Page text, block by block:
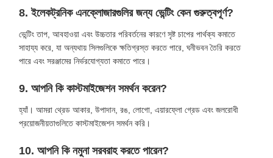
8. ইলেকট্রনিক এনক্লোজারগুলির জন্য ভেন্টিং কেন গুরুত্বপূর্ণ?
ভেন্টিং তাপ, আবহাওয়া এবং উচ্চতার পরিবর্তনের কারণে সৃষ্ট চাপের পার্থক্য কমাতে
সাহায্য করে, যা অন্যথায় সিলগুলিকে ক্ষতিগ্রস্ত করতে পারে, ঘনীভবন তৈরি করতে
পারে এবং সরঞ্জামের নির্ভরযোগ্যতা কমাতে পারে।
9. আপনি কি কাস্টমাইজেশন সমর্থন করেন?
হ্যাঁ। আমরা থ্রেড আকার, উপাদান, রঙ, লোগো, এয়ারফ্লো গ্রেড এবং জলরোধী
প্রয়োজনীয়তাগুলিতে কাস্টমাইজেশন সমর্থন করি।
10. আপনি কি নমুনা সরবরাহ করতে পারেন?